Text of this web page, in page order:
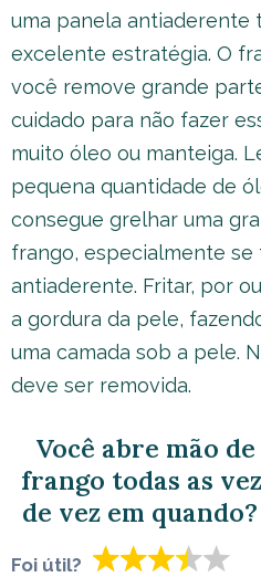
uma panela antiaderente
excelente estratégia. O
você remove grande
cuidado para não fazer
muito óleo ou manteiga.
pequena quantidade de
consegue grelhar uma
frango, especialmente
antiaderente. Fritar, por
a gordura da pele,
uma camada sob a pele.
deve ser removida.
Você abre mão
frango todas as
de vez em
Foi útil?